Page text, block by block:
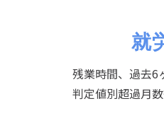
就
残業時間、過去6
判定値別超過月